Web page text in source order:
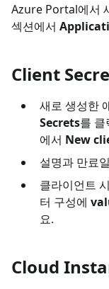
Azure Portal에서
섹션에서
Client
새로 생성한
Secrets를
에서 New
설명과 만료
클라이언트
터 구성에
요.
Cloud